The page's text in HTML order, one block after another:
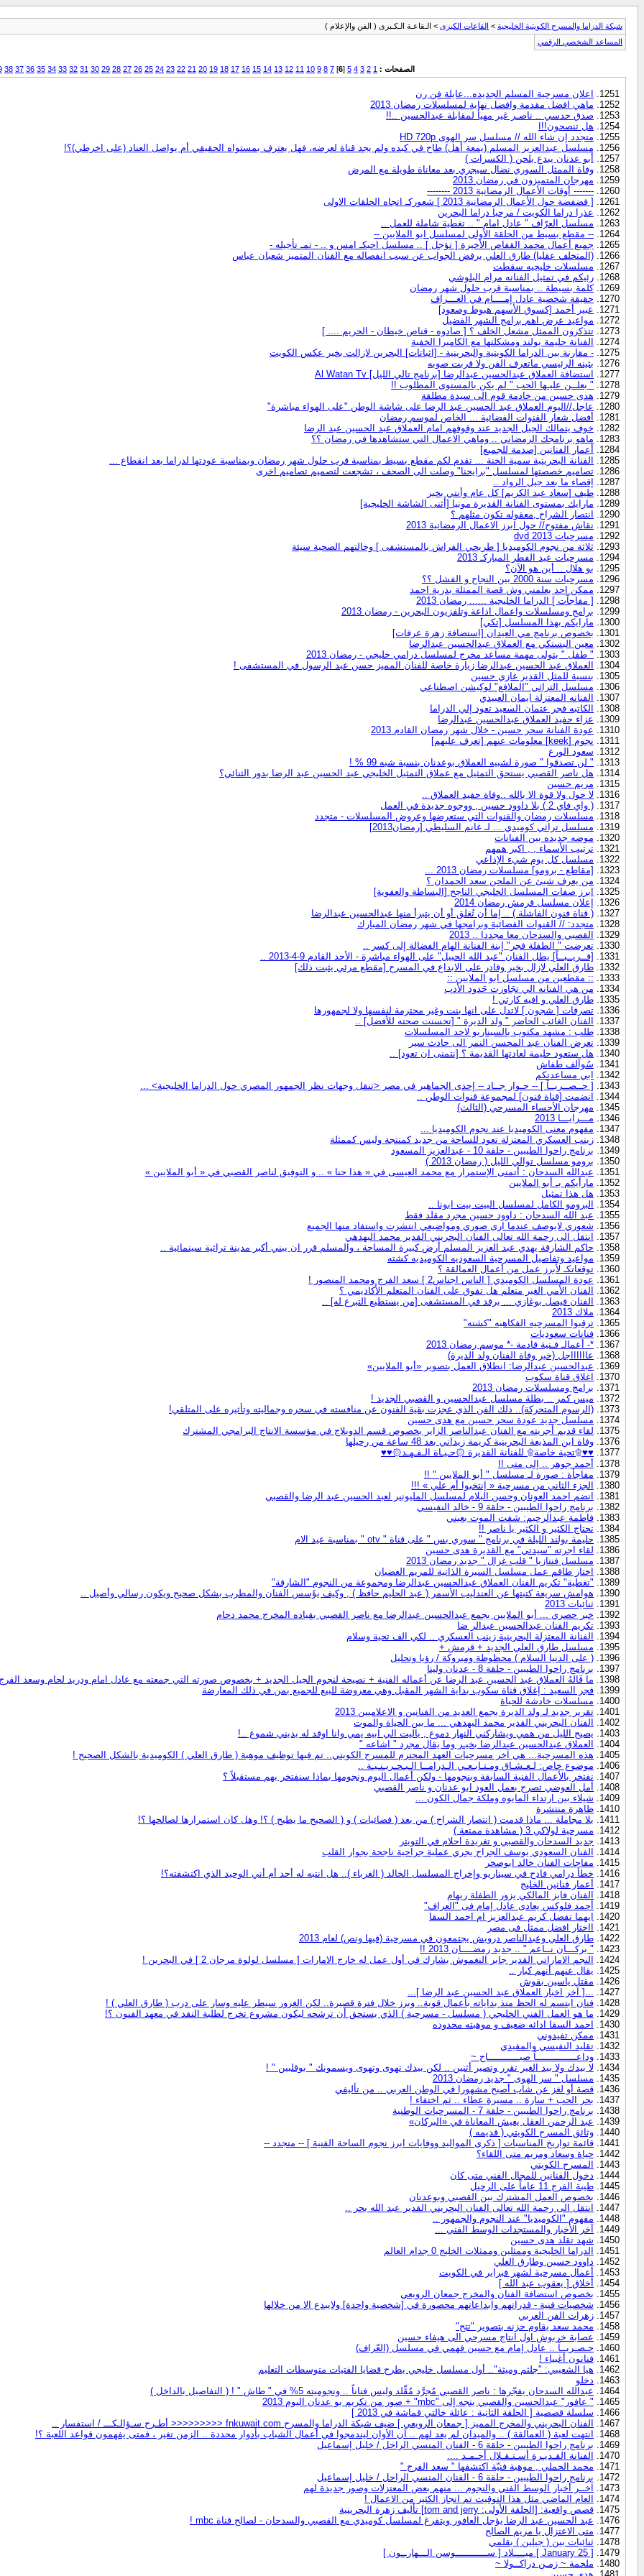
شبكة الدراما والمسرح الكويتية الخليجية > القاعات الكبرى > الـقاعـة الـكـبرى ( الفن والإعلام )
المساعد الشخصي الرقمي
الصفحات : 1
2
3
4
5
[
6
]
7
8
9
10
11
12
13
14
15
16
17
18
19
20
21
22
23
24
25
26
27
28
29
30
31
32
33
34
35
36
37
38
اعلان مسرحية المسلم الجديده...عايلة فن رن
ماهي افضل مقدمة وافضل نهاية لمسلسلات رمضان 2013
صدق حدسي .. ناصـر غير مهيأ لمقابلة عبدالحسين ..!!
هل تنصحون!!ا
متجدد إن شاء الله // مسلسل سر الهوى HD 720p
مسلسل عبدالعزيز المسلم (يمعة أهل) طاح في كبده ولم يجد قناة لعرضه، فهل يعترف بمستواه الحقيقي أم يواصل العناد (على اخرطي)؟!
أبو عدنان يبدع بلحن ( الكسرات )
وفاة الممثل السوري نضال سيجري بعد معاناة طويلة مع المرض
مهرجان المتميزون في رمضان 2013
------- أوقات الأعمال الرمضانية 2013 --------
[ فضفضة حول الأعمال الرمضانية 2013 ] شعوركـ اتجاه الحلقات الاولى
عذرا دراما الكويت / مرحبا دراما البحرين
مسلسل العرّاف " عادل امام " .. تغطية شاملة للعمل ..
-- مقطع بسيط من الحلقة الأولى لمسلسل ابو الملايين --
جميع أعمال محمد القفاص الأخيرة [ تؤجل ] .. مسلسل احبكـ امس و .. - تمـ تأجيله -
(المتخلف عقليا) طارق العلي يرفض الجواب عن سبب انفصاله مع الفنان المتميز شعبان عباس
مسلسلات خليجيه سقطت
رئيكم في تمثيل الفنانه مرام البلوشي
كلمة بسيطة .. بمناسبة قرب حلول شهر رمضان
حقيقة شخصية عادل إمــــام في العـــراف
عبير أحمد [كسوق الأسهم هبوط وصعود]
مواعيد عرض اهم برامج الشهر الفضيل
تتذكرون الممثل مشعل الخلف ؟ [ صادوه - قناص خيطان - الحريم .... ]
الفنانة حليمة بولند ومشكلتها مع الكاميرا الخفية
- مقارنة بين الدراما الكويتية والبحرينية - [اثباتات] البحرين لازالت بخير عكس الكويت
بثينه الرئيسي ماتعرف الفن ولا قربت صوبه
استضافة العملاق عبدالحسين عبدالرضا [برنامج تالي الليل] Al Watan Tv
" بعلــن عليـها الحب " لم يكن بالمستوى المطلوب !!
هدى حسين من خادمة قوم الى سيدة مطلقة
عاجل//اليوم العملاق عبد الحسين عبد الرضا على شاشة الوطن "على الهواء مباشرة"
أفضل شعار القنوات الفضائية ... الخاص لموسم رمضان
خوف يتمالك الجيل الجديد عند وقوفهم امام العملاق عبد الحسين عبد الرضا
ماهو برنامجك الرمضاني .. وماهي الاعمال التي ستشاهدها في رمضان ؟؟
أعمار الفنانين [صدمة للجميع]
الفنانة البحرينية سمية الخنة ... تقدم لكم مقطع بسيط بمناسبة قرب حلول شهر رمضان وبمناسبة عودتها لدراما بعد انقطاع ...
تصاميم خصصتها لمسلسل "برايحنا" وصلت الى الصحف ، تشجعت لتصميم تصاميم اخرى
إقصاء ما بعد جيل الرواد ..
طيف [سعاد عبد الكريم] كل عام وأنتي بخير
مارايك بمستوى الفنانة القديرة مونيا [أثنى الشاشة الخليجية]
انتصار الشراح ,معقوله تكون مثلهم ؟
نقاش مفتوح// حول ابرز الاعمال الرمضانية 2013
مسرحيات 2013 dvd
ثلاثة من نجوم الكوميديا [ طريحي الفراش بالمستشفى ] وحالتهم الصحية سيئة
مسرحيات عيد الفطر المباركـ 2013
بو هلال .. أين هو الآن؟
مسرحيات سنة 2000 بين النجاح و الفشل ؟؟
ممكن احد يعلمني وش قصة الممثلة بدرية احمد
[ مفاجآت ] الدراما الخليجية ...... رمضان 2013
برامج ومسلسلات واعمال اذاعة وتلفزيون البحرين - رمضان 2013
مارايكم بهذا المسلسل [تكي]
بخصوص برنامج مي العيدان [استضافة زهرة عرفات]
معين البستكي مع العملاق عبدالحسين عبدالرضا
" طفل " يتولى مهمة مساعد مخرج لمسلسل درامي خليجي - رمضان 2013
العملاق عبد الحسين عبدالرضا زيارة خاصة للفنان المميز حسن عبد الرسول في المستشفى !
بنسبة للمثل القدير غازي حسين
مسلسل التراثي "الملافع" لوكيشن اصطناعي
الفنانه المعتزلة ايمان العبيدي
الكاتبه فجر عثمان السعيد تعود إلي الدراما
عزاء حفيد العملاق عبدالحسين عبدالرضا
عودة الفنانة سحر حسين - خلال شهر رمضان القادم 2013
نجوم [keek] معلومات عنهم [تعرف عليهم]
سعود الورع
" لن تصدقوا " صورة لشبيه العملاق بوعدنان بنسبة شبه 99 % !
هل ناصر القصبي يستحق التمثيل مع عملاق التمثيل الخليجي عبد الحسين عبد الرضا بدور الثنائي؟
مريم حسين
لا حول ولا قوة الا بالله ..وفاة حفيد العملاق ..
( واي فاي 2 ) بلا داوود حسين , ووجوه جديدة في العمل
مسلسلات رمضان والقنوات التي ستعرضها وعروض المسلسلات - متجدد
مسلسل تراثي كوميدي ... لـ غانم السليطي [رمضان2013]
موضه جديده بين الفنانات
ترتيب الأسماء , , اكبر همهم
مسلسل كل يوم شيء الإذاعي
[مقاطع - برومو] مسلسلات رمضان 2013 ...
من يعرف شيئ عن الملحن سعد الحمدان ؟
ابرز صفات المسلسل الخليجي الناجح [البساطة والعفوية]
إعلان مسلسل قرمش رمضان 2014
( قناة فنون الفاشلة ) .. إما أن تُغلق أو أن يتبرأ منها عبدالحسين عبدالرضا
متجدد: // القنوات الفضائية وبرامجها في شهر رمضان المبارك
القصبي والسدحان معا مجددا .. 2013
تعرضت " الطفلة فجر" إبنة الفنانة الهام الفضالة إلى كسر ..
[قــريــبــاً] يطل الفنان "عبد الله الحبيل" على الهواء مباشرة - الأحد القادم 9-4-2013 ..
طارق العلي لازال بخير وقادر على الابداع في المسرح [مقطع مرئي يثبت ذلك]
:: مقطعين من مسلسل ابو الملايين ::
من هي الفنانه الي تجَاوزت حَدود الأدب
طارق العلي و افيه كارثي !
تصرفات [ شجون ] لاتدل على انها بنت وغير محترمة لنفسها ولا لجمهورها
الفنان الغائب الحاضر " ولد الديرة " [تحسنت صحته للأفضل] ..
طلب : مشهد مكتوب بالسيناريو لاحد المسلسلات
تعرض الفنان عبد المحسن النمر الى حادث سير
هل ستعود حليمة لعادتها القديمة ؟ [نتمنى ان تعود] ..
سُوآلف طفاش
ابي مساعدتكم
[ حــصــريــاً ] -- حـوار جــاد -- إحدى الجماهير في مصر <تنقل وجهات نظر الجمهور المصري حول الدراما الخليجية> ...
انضمت [قناة فنون] لمجموعة قنوات الوطن ..
مهرجان الأحساء المسرحي (الثالث)
مـــرايـــا 2013
مفهوم معنى الكوميديا عند نجوم الكوميديا ...
زينب العسكري المعتزلة تعود للساحة من جديد كمنتجة وليس كممثلة
برنامج راحوا الطيبين - حلقة 10 - عبدالعزيز المسعود
برومو مسلسل توالي الليل ( رمضان 2013 )
عبدالله السدحان : أتمنى الإستمرار مع محمد العيسى في « هذا حنا » .. و التوفيق لناصر القصبي في « أبو الملايين »
مارأيكم بـ أبو الملايين
هل هذا تمثيل
البرومو الكامل لمسلسل البيت بيت ابونا ..
عبد الله السدحان : داوود حسين مجرد مقلد فقط
شعوري لايوصف عندما ارى صوري ومواضيعي انتشرت واستفاد منها الجميع
انتقل الى رحمة الله تعالى الفنان البحريني القدير محمد البهدهي
حاكم الشارقة يهدي عبد العزيز المسلم أرض كبيرة المساحة ، والمسلم قرر ان يبني أكبر مدينة تراثية سينمائية ..
مواعيد وتفاصيل المسرحية السعوديه الكوميديه كشته
توقعاتكـ لأبرز عمل من أعمال العمالقة ؟
عودة المسلسل الكوميدي [ الناس اجناس2 ] سعد الفرج ومحمد المنصور !
الفنان الأُمي الغير متعلم هل تفوق على الفنان المتعلم الأكاديمي ؟
الفنان فيصل بوغازي ... يرقد في المستشفى [من يستطيع التبرع له] ..
ملاك 2013
ترقبوا المسرحيه الفكاهيه "كشته"
فنانات سعوديات
*- أعمالـ فـنية قادمة -* موسم رمضان 2013
عااااااجل (خبر وفاة الفنان ولد الديرة)
عبدالحسين عبدالرضا: انطلاق العمل بتصوير «أبو الملايين»
اغلاق قناة سكوب
برامج ومسلسلات رمضان 2013
ميس كمر .. بطلة مسلسل عبدالحسين و القصبي الجديد !
(الرسوم المتحركة).. ذلك الفن الذي عجزت بقية الفنون عن منافسته في سحره وجماليته وتأثيره على المتلقي!
مسلسل جديد عودة سحر حسين مع هدى حسين
لقاء قدبم أجريته مع الفنان عبدالناصر الزاير بخصوص قسم الدوبلاج في مؤسسة الانتاج البرامجي المشترك
وفاة ابن المذيعة البحرينية كريمة زيداني بعد 48 ساعة من رحيلها
♥♥۩تحية خاصة۩ للفنانة القديرة ۞حـيـاة الـفـهـد۞♥♥
أحمد جوهر .. إلى متى !!
مفاجأة : صورة لـ مسلسل " أبو الملايين " !!
الجزء الثاني من مسرحية « إنتخبوا أم علي » !!!
انضم احمد العونان وحسن البلام لمسلسل المليونير لعبد الحسين عبد الرضا والقصبي
برنامج راحوا الطيبين - حلقة 9 - خالد النفيسي
فاطمة عبدالرحيم: شفت الموت بعيني
تحتاج الكثير و الكثير يا ناصر !!
حليمة بولند الليلة في برنامج " سوري بس " على قناة " otv " بمناسبة عيد الام
لقاء اجرته "سيدتي" مع القديرة هدى حسين
مسلسل فنتازيا " قلب غزال " جديد رمضان 2013
اختار طاقم عمل مسلسل السيرة الذاتية للمريم الغضبان
"تغطية" تكريم الفنان العملاق عبدالحسين عبدالرضا ومجموعة من النجوم "الشارقة"
هوامش سريعة كتبتها عن العندليب الأسمر ( عبد الحليم حافظ ) , وكيف يؤَسس الفنان والمطرب بشكل صحيح ويكون رسالي وأصيل ..
ثنائيات 2013
خبر حصري ... أبو الملايين يجمع عبدالحسين عبدالرضا مع ناصر القصبي بقياده المخرج محمد دحام
تكريم الفنان عبدالحسين عبدالر ضا
الفنانة المعتزلة البحرينية زينب العسكري .. لكي الف تحية وسلام
مسلسل طارق العلي الجديد + قرمش +
( على الدنيا السلام ) محظوظة ومبروكة / رؤيا وتحليل
برنامج راحوا الطيبين - حلقة 8 - عدنان ولينا
ما قَالهُ العملاق عبد الحسين عبد الرضا عن أعماله الفنية + نصيحة لنجوم الجيل الجديد + بخصوص صورته التي جمعته مع عادل امام ودريد لحام وسعد
فجر السعيد : إغلاق قناة سكوب بداية الشهر المقبل وهي معروضة للبيع للجميع بمن في ذلك المعارضة
مسلسلات خادشة للحياة
تقرير جديد لـ ولد الديرة يجمع العديد من الفنانين و الاعلاميين 2013
الفنان البحريني القدير محمد البهدهي ... ما بين الحياة والموت
يصيح الليل من همي ويشاركني النهار دموع , ياليت الي ابيه يمي وانا اوقد له يديني شموع ..!
العملاق عبدالحسين عبدالرضا بخيـر وما يقال مجرد " اشاعه "
هذه المسرحية... هي آخر مسرحيات العهد المحترم للمسرح الكويتي.. تم فيها توظيف موهبة ( طارق العلي ) الكوميدية بالشكل الصحيح !
موضوع خاص: لـعـشـاق ومـتـابـعـي الـدرامــا الـبـحـريـنـيـة ..
نفتخر بالأعمال الفنية السابقة وبنجومها - ولكن أعمال اليوم ونجومها بماذا سنفتخر بهم مستقبلاً ؟
أمل العوضي تصرح بعمل العود ابو عدنان و ناصر القصبي
شيلاء بين ارتداء المايوه وملكة جمال الكون ...
ظاهرة منتشرة
بلا مجاملة ... ماذا قدمت ( انتصار الشراح ) من بعد ( فضائيات ) و ( الصحيح ما يطيح ) ؟! وهل كان استمرارها لصالحها ؟!
مسرحية لولاكي 3 ( مشاهدة ممتعة )
جديد السدحان والقصبي و تغريدة احلام في التويتر
الفنان السعودي يوسف الجراح يجري عملية جراحية ناجحة بجوار القلب
مفاجات الفنان خالد ابوصخر
خطأ درامي فادح في سيناريو وإخراج المسلسل الخالد ( الغرباء ).. هل انتبه له أحد أم أني الوحيد الذي اكتشفته؟!
أعمار فنانين الخليج
الفنان فايز المالكي يزور الطفلة ريهام
أحمد فلوكس يعادى عادل إمام فى "العراف"
ايهما تفضل كريم عبدالعزيز ام احمد السقا
ااختار افضل ممثل فى مصر
طارق العلي وعبدالناصر درويش يجتمعون في مسرحية (فيها ونص) لعام 2013
" بركـــان نــاعم " .. جديد رمضــــان 2013 !!
النجم الاماراتي القدير جابر النغموش يشارك في أول عمل له خارج الامارات [ مسلسل لولوة مرجان 2 ] في البحرين !
يقال عنهم أنهم كبار ..
مقتل ياسين بقوش
...[ آخر اخبار العملاق عبد الحسين عبد الرضا ]...
فنان ابتسم له الحظ منذ بداياته بأعمال قوية.. وبرز خلال فترة قصيرة.. لكن الغرور سيطر عليه وسار على درب ( طارق العلي ) !
ما هو العمل الفني الخليجي ( مسلسل - مسرحية ) الذي يستحق أن ترشحه ليكون مشروع تخرج لطلبة النقد في معهد الفنون ؟!
احمد السقا ادائه ضعيف و موهبته محدوده
ممكن تفيدوني
تقليد النفيسي والمفيدي
وداعــــــــــــــاً صبـــــــــــاح ~
لا بيدك ولا بيد الغير تقرر وتصير أثنين .. لكن بيدك تهوى وتهوى ويسمونك " بوقلبين " !
مسلسل " سر الهوى " جديد رمضان 2013
قصة أو لغز عن شاب أصبح مشهورا في الوطن العربي .. من تأليفي
بحر الحب + سارة .. مسيرة عطاء .. ثم اختفاء !
برنامج راحوا الطيبين - حلقة 7 - المسرحيات الوطنية
عبد الرحمن العقل يعيش المعاناة في «البركان»
وثائق المسرح الكويتي ( قديمه )
قائمة تواريخ المناسبات [ ذكرى المواليد ووفايات ابرز نجوم الساحة الفنية ] -- متجدد --
حياة وسعاد ومريم متى اللقاء؟
المسرح الكويتي
دخول الفنانين للمجال الفني متى كان
طيبة الفرج 11 عاماً على الرحيل
بخصوص العمل المشترك بين القصبي وبوعدنان
انتقل الى رحمة الله تعالى الفنان البحريني القدير عبد الله بحر ..
مفهوم "الكوميديا" عند النجوم والجمهور ..
آخر الأخبار والمستجدات الوسط الفني ...
شهد تقلد هدى حسين
الدراما الخليجية وممثلين وممثلات الخليج 0 جدام العالم
داوود حسين وطارق العلي
أعمال مسرحية لشهر فبراير في الكويت
أخلاق [ يعقوب عبد الله ]
بخصوص استضافة الفنان والمخرج جمعان الرويعي
شخصيات فنية - قدراتهم وابداعاتهم محصورة في [شخصية واحدة] ولايبدع الا من خلالها
زهرات الفن العربي
محمد سعد يقاوم حزنه بتصوير "تتح"
عصابة خربوش اول انتاج مسرحي الى هيفاء حسين
حـصـريــاً .. عادل إمام مع حسين فهمي في مسلسل (العّراف)
فنانون أغبياء !
هيا الشعيبي: "جلثم وميثة".. أول مسلسل خليجي يطرح قضايا الفتيات متوسطات التعليم
دخلو
عبدالله السدحان يفجّرها : ناصر القصبي مُجرَّد مُقِّلد وليس فناناً .. ونجوميته 5% في " طاش " ! ( التفاصيل بالداخل )
" عافور" عبدالحسين والقصبي يتجه إلى "mbc" + صور من تكريم بو عدنان اليوم 2013
سلسلة قصصية [ الحلقة الثانية : عائلة خالتي قماشة في 2013 ]
الفنان البحريني والمخرج المميز [ جمعان الرويعي ] ضيف شبكة الدراما والمسرح fnkuwait.com <<<<<<<<< أطـرح سـؤالـكـــ / استفسار ..
انتهت لعبة ( العمالقة ) .. والميدان لم يعد لهم .. آن الأوان ليندمجوا في أعمال الشباب بأدوار محددة .. الزمن تغير ، فمتى يفهمون قواعد اللعبة ؟!
برنامج راحوا الطيبين - حلقة 6 - الفنان المنسي الراحل / خليل إسماعيل
الفنانة القـديـرة أسـتـقـلال أحـمـد ....
محمد الحملي , موهبة فنيّة اكتشفها " سعد الفرج "
برنامج راحوا الطيبين - حلقة 6 - الفنان المنسي الراحل / خليل إسماعيل
آخــر أخبار الوسط الفني والنجوم ... منهم بعض المعتزلات وصور جديدة لهم
العام الماضي مثل هذا التوقيت تم انجاز الكثير من الاعمال !
قصص واقعية: [الحلقة الأولى: tom and jerry] تأليف زهرة البحرينية
عبد الحسين عبد الرضا يؤجل العافور ويتفرغ لمسلسل كوميدي مع القصبي والسدحان - لصالح قناة mbc !
متى الاعتزال يا مريم الصالح
ثنائيات بين ( جيلين ) بقلمي
[ 25 January ] ميــــلاد [ ســـــــــــوسن الـــهارــون ]
ملحمة ~ زمـن دراكــولا ~